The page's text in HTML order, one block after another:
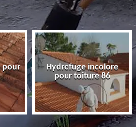
pour
Hydrofuge incolore
pour toiture 86